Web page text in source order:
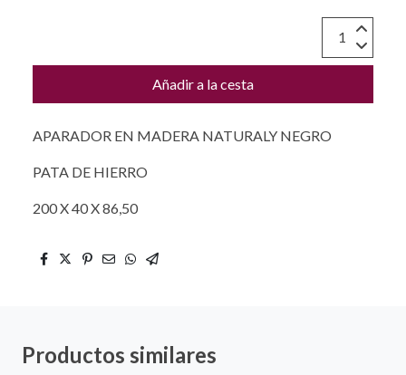
Añadir a la cesta
APARADOR EN MADERA NATURALY NEGRO
PATA DE HIERRO
200 X 40 X 86,50
Productos similares